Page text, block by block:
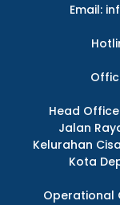
Email:
Head
Jalan
Kelurahan
Kota
Operational